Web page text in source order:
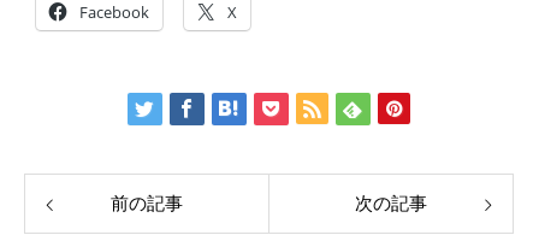
Facebook X
前の記事 次の記事